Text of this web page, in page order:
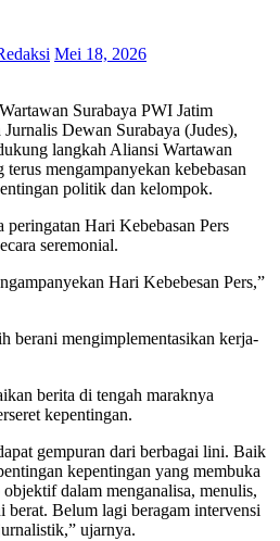
Mei 18, 2026
Surabaya PWI Jatim
Dewan Surabaya (Judes),
langkah Aliansi Wartawan
mengampanyekan kebebasan
politik dan kelompok.
peringatan Hari Kebebasan Pers
seremonial.
Hari Kebebesan Pers,”
berani mengimplementasikan kerja-
berita di tengah maraknya
kepentingan.
gempuran dari berbagai lini. Baik
kepentingan yang membuka
dalam menganalisa, menulis,
berat. Belum lagi beragam intervensi
ujarnya.